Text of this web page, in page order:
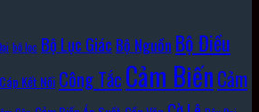
bộ lọc Bộ Lục Giác Bộ Nguồn Bộ Điều
Cáp Kết Nối Công TắcCảm BiếnCảm